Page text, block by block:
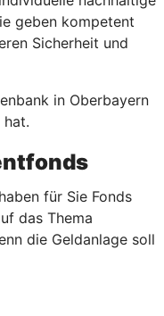
geben kompetent
Sicherheit und
in Oberbayern
für Sie Fonds
das Thema
die Geldanlage soll